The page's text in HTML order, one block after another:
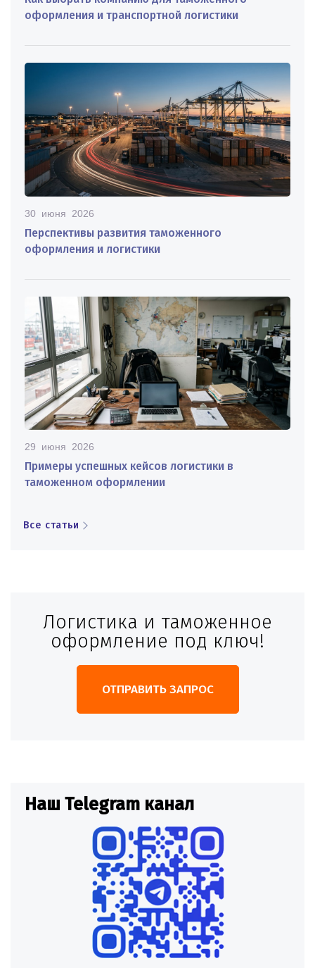
оформления и транспортной логистики
30 июня 2026
Перспективы развития таможенного
оформления и логистики
29 июня 2026
Примеры успешных кейсов логистики в
таможенном оформлении
Все статьи
Логистика и таможенное
оформление под ключ!
ОТПРАВИТЬ ЗАПРОС
Наш Telegram канал